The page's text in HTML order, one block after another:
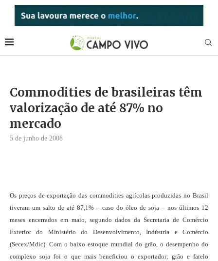
Commodities de brasileiras têm
valorização de até 87% no
mercado
5 de junho de 2008
Os preços de exportação das commodities agrícolas produzidas no Brasil
tiveram um salto de até 87,1% – caso do óleo de soja – nos últimos 12
meses encerrados em maio, segundo dados da Secretaria de Comércio
Exterior do Ministério do Desenvolvimento, Indústria e Comércio
(Secex/Mdic). Com o baixo estoque mundial do grão, o desempenho do
complexo soja foi o que mais beneficiou o exportador; grão e farelo